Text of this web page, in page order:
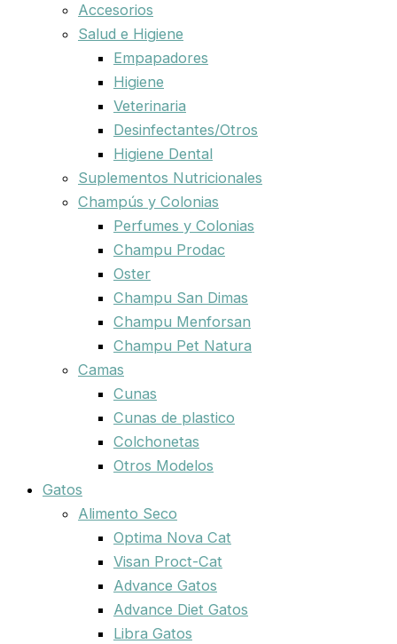
Accesorios
Salud e Higiene
Empapadores
Higiene
Veterinaria
Desinfectantes/Otros
Higiene Dental
Suplementos Nutricionales
Champús y Colonias
Perfumes y Colonias
Champu Prodac
Oster
Champu San Dimas
Champu Menforsan
Champu Pet Natura
Camas
Cunas
Cunas de plastico
Colchonetas
Otros Modelos
Gatos
Alimento Seco
Optima Nova Cat
Visan Proct-Cat
Advance Gatos
Advance Diet Gatos
Libra Gatos